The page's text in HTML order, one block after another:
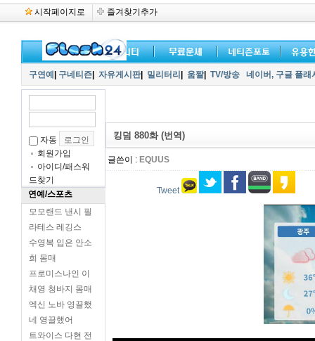
시작페이지로 즐겨찾기추가
구연예 구네티즌 자유게시판| 밀리터리 움짤| TV/방송 네이버, 구글 플
자동
회원가입
아이디/패스워
드찾기
연예/스포츠
모모랜드 낸시 필
라테스 레깅스
수영복 입은 안소
희 몸매
프로미스나인 이
채영 청바지 몸매
엑신 노바 영끌했
네 영끌했어
트와이스 다현 전
킹덤 880화 (번역)
글쓴이 : EQUUS
Tweet